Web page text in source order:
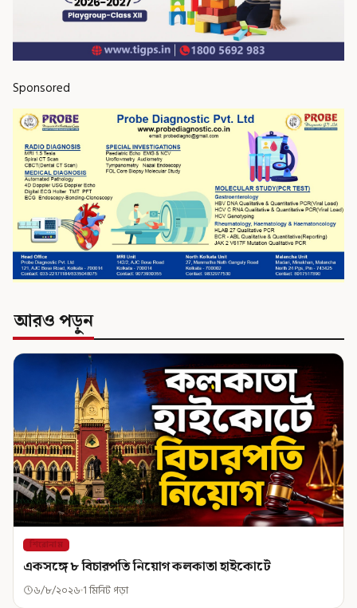
Sponsored
আরও পড়ুন
শিরোনাম
একসঙ্গে ৮ বিচারপতি নিয়োগ কলকাতা হাইকোর্টে
৬/৮/২০২৬ 1 মিনিট পড়া